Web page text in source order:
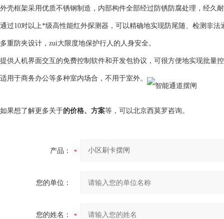
外壳框架采用优质不锈钢制造，内部构件全部经过防锈防腐处理，经久
通过10对以上*级高性能红外探测器，可以精确地实现防尾随、检测非
多重防夹设计，zui大限度地保护行人的人身安全。
提供人机界面交互的免费控制软件和开发包协议，可很方便地实现批量
适用于商务办公等多种室内场合，不用于室外。
如果想了解更多关于的价格、方案等，可以北京西莫罗咨询。
产品：
您的单位：
您的姓名：